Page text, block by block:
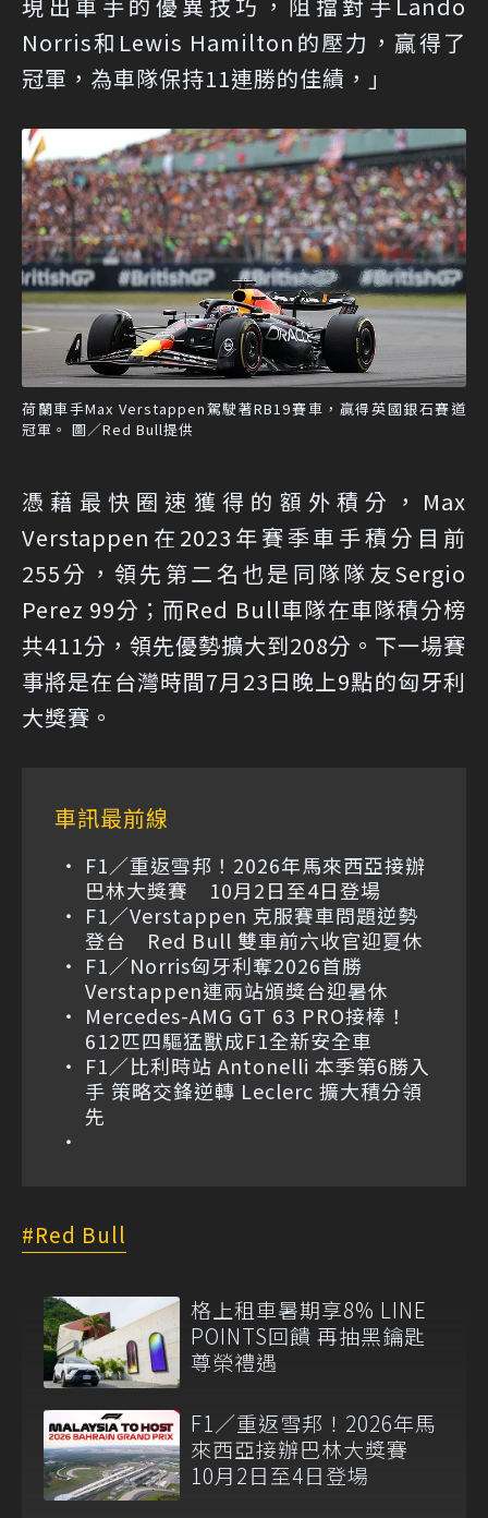
Norris和Lewis Hamilton的壓力，贏得了
冠軍，為車隊保持11連勝的佳績，」
荷蘭車手Max Verstappen駕駛著RB19賽車，贏得英國銀石賽道
冠軍。 圖／Red Bull提供
憑藉最快圈速獲得的額外積分，Max
Verstappen在2023年賽季車手積分目前
255分，領先第二名也是同隊隊友Sergio
Perez 99分；而Red Bull車隊在車隊積分榜
共411分，領先優勢擴大到208分。下一場賽
事將是在台灣時間7月23日晚上9點的匈牙利
大獎賽。
車訊最前線
F1／重返雪邦！2026年馬來西亞接辦
巴林大獎賽 10月2日至4日登場
F1／Verstappen 克服賽車問題逆勢
登台 Red Bull 雙車前六收官迎夏休
F1／Norris匈牙利奪2026首勝
Verstappen連兩站頒獎台迎暑休
Mercedes-AMG GT 63 PRO接棒！
612匹四驅猛獸成F1全新安全車
F1／比利時站 Antonelli 本季第6勝入
手 策略交鋒逆轉 Leclerc 擴大積分領
先
Red Bull
格上租車暑期享8% LINE
POINTS回饋 再抽黑鑰匙
尊榮禮遇
F1／重返雪邦！2026年馬
來西亞接辦巴林大獎賽
10月2日至4日登場